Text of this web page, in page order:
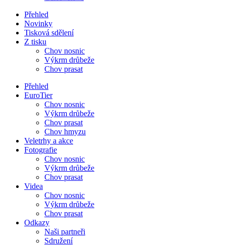
Přehled
Novinky
Tisková sdělení
Z tisku
Chov nosnic
Výkrm drůbeže
Chov prasat
Přehled
EuroTier
Chov nosnic
Výkrm drůbeže
Chov prasat
Chov hmyzu
Veletrhy a akce
Fotografie
Chov nosnic
Výkrm drůbeže
Chov prasat
Videa
Chov nosnic
Výkrm drůbeže
Chov prasat
Odkazy
Naši partneři
Sdružení